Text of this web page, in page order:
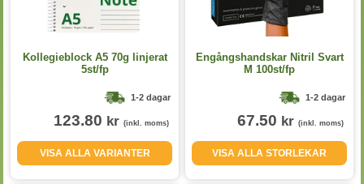
Kollegieblock A5 70g linjerat
5st/fp
1-2 dagar
123.80 kr (inkl. moms)
VISA ALLA VARIANTER
Engångshandskar Nitril Svart
M 100st/fp
1-2 dagar
67.50 kr (inkl. moms)
VISA ALLA STORLEKAR